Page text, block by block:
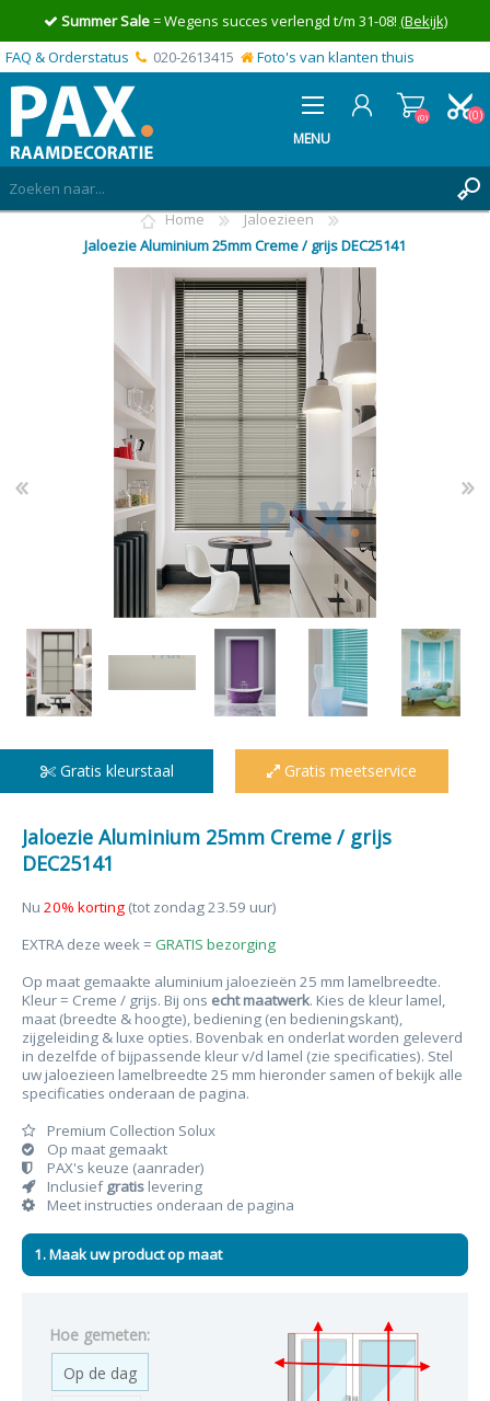
Summer Sale= Wegens succes verlengd t/m 31-08! (Bekijk)
FAQ & Orderstatus
020-2613415 Foto's van klanten thuis
MENU
INLOGGEN
MIJN OFFERTE
(0)
(0)
Home
Jaloezieen
Jaloezie Aluminium 25mm Creme / grijs DEC25141
Gratis kleurstaal Gratis meetservice
Jaloezie Aluminium 25mm Creme / grijs
DEC25141
Nu 20% korting (tot zondag 23.59 uur)
EXTRA deze week = GRATIS bezorging
Op maat gemaakte aluminium jaloezieën 25 mm lamelbreedte.
Kleur = Creme / grijs. Bij ons echt maatwerk. Kies de kleur lamel,
maat (breedte & hoogte), bediening (en bedieningskant),
zijgeleiding & luxe opties. Bovenbak en onderlat worden geleverd
in dezelfde of bijpassende kleur v/d lamel (zie specificaties). Stel
uw jaloezieen lamelbreedte 25 mm hieronder samen of bekijk alle
specificaties onderaan de pagina.
Premium Collection Solux
Op maat gemaakt
PAX's keuze (aanrader)
Inclusiefgratis levering
Meet instructies onderaan de pagina
1. Maak uw product op maat
Hoe gemeten:
Op de dag